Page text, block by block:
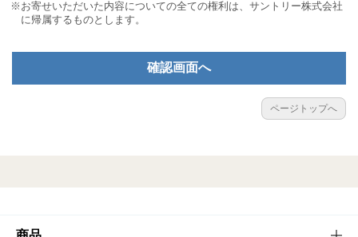
※お寄せいただいた内容についての全ての権利は、サントリー株式会社
に帰属するものとします。
確認画面へ
ページトップへ